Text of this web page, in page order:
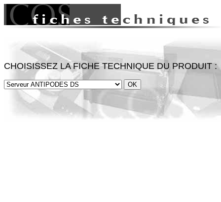
CHOISISSEZ LA FICHE TECHNIQUE DU PRODUIT :